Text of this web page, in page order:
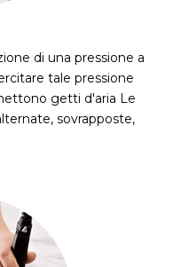
di una pressione a
tale pressione
getti d'aria Le
sovrapposte,